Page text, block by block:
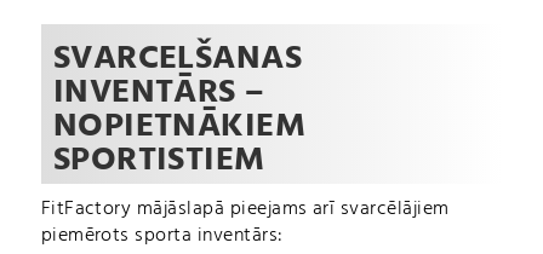
SVARCELŠANAS
INVENTĀRS –
NOPIETNĀKIEM
SPORTISTIEM
FitFactory mājāslapā pieejams arī svarcēlājiem
piemērots sporta inventārs: